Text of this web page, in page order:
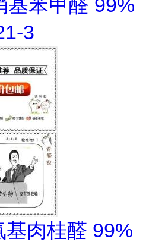
基苯甲醛 99%
3
肉桂醛 99%